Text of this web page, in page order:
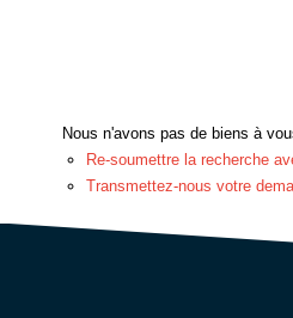
Nous n'avons pas de biens à
Re-soumettre la recherche
Transmettez-nous votre